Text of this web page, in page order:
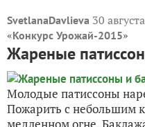
SvetlanaDavlieva 30
«Конкурс Урожай-2015»
Жареные
Молодые патиссоны
Пожарить с небольшим